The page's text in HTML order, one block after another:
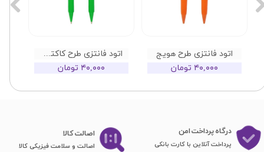
اتود فانتزی طرح کاکتوس
۴۰,۰۰۰ تومان
اتود فانتزی طرح هویج
۴۰,۰۰۰ تومان
درگاه پرداخت امن
پرداخت آنلاین با کارت بانکی
اصا​​​​​​​لت کالا
اصالت و سلامت فیزیکی کالا